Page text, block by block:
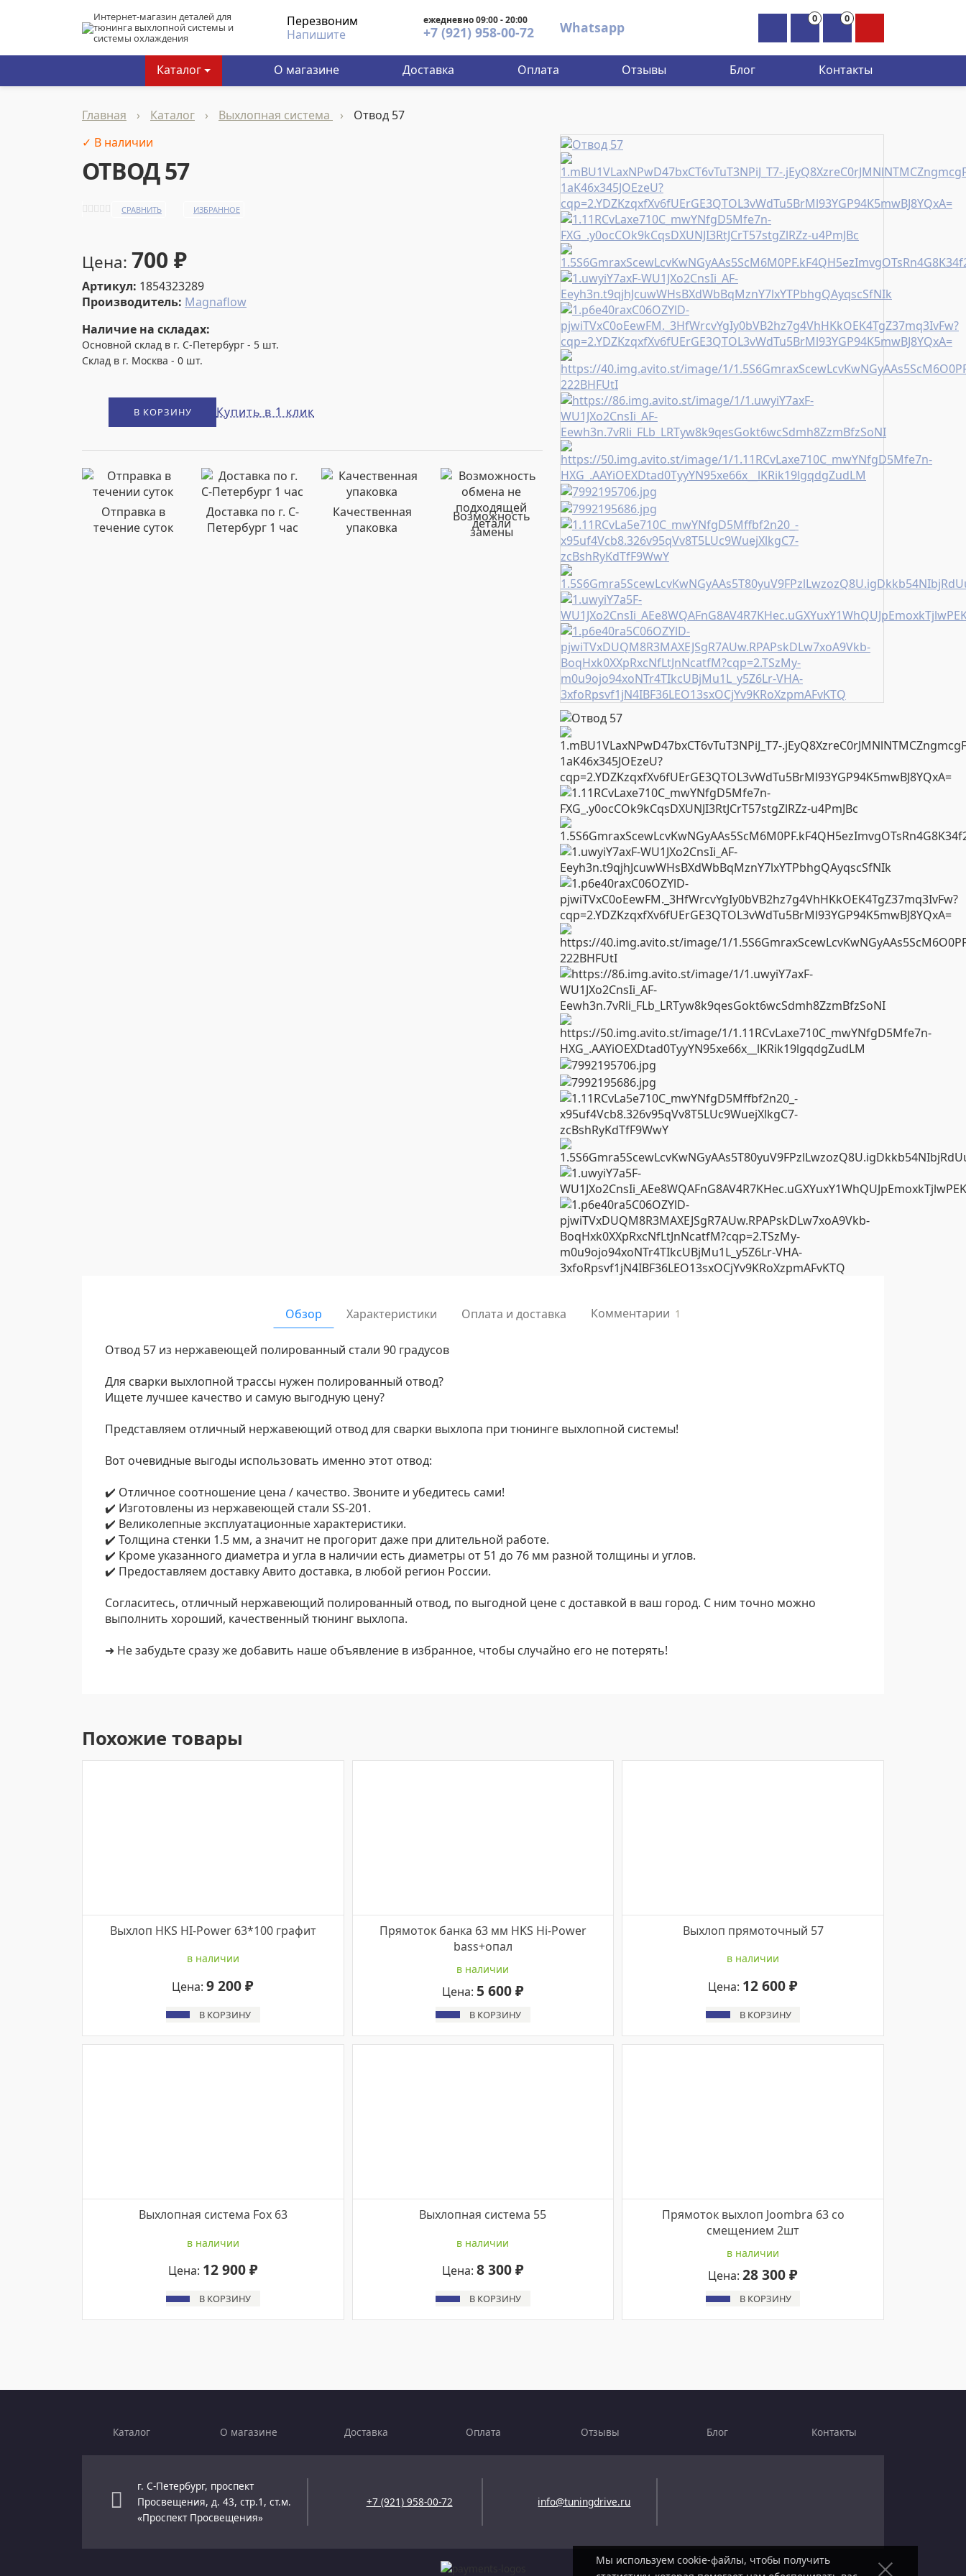
Интернет-магазин деталей для
тюнинга выхлопной системы и
системы охлаждения
Перезвоним
Напишите
ежедневно 09:00 - 20:00
+7 (921) 958-00-72 Whatsapp
0 0
×
Каталог О магазине Доставка Оплата Отзывы Блог Контакты
Главная › Каталог › Выхлопная система ›
Отвод 57
✓ В наличии
ОТВОД 57
СРАВНИТЬ ИЗБРАННОЕ
Цена: 700 ₽
Артикул: 1854323289
Производитель: Magnaflow
Наличие на складах:
Основной склад в г. С-Петербург - 5 шт.
Склад в г. Москва - 0 шт.
В КОРЗИНУ Купить в 1 клик
Отправка в
течение суток
Доставка по г. С-
Петербург 1 час
Качественная
упаковка
Возможность
замены
Обзор Характеристики Оплата и доставка Комментарии 1
Отвод 57 из нержавеющей полированный стали 90 градусов
Для сварки выхлопной трассы нужен полированный отвод?
Ищете лучшее качество и самую выгодную цену?
Представляем отличный нержавеющий отвод для сварки выхлопа при тюнинге выхлопной системы!
Вот очевидные выгоды использовать именно этот отвод:
✔️ Отличное соотношение цена / качество. Звоните и убедитесь сами!
✔️ Изготовлены из нержавеющей стали SS-201.
✔️ Великолепные эксплуатационные характеристики.
✔️ Толщина стенки 1.5 мм, а значит не прогорит даже при длительной работе.
✔️ Кроме указанного диаметра и угла в наличии есть диаметры от 51 до 76 мм разной толщины и углов.
✔️ Предоставляем доставку Авито доставка, в любой регион России.
Согласитесь, отличный нержавеющий полированный отвод, по выгодной цене с доставкой в ваш город. С ним точно можно
выполнить хороший, качественный тюнинг выхлопа.
➜ Не забудьте сразу же добавить наше объявление в избранное, чтобы случайно его не потерять!
Похожие товары
Выхлоп HKS HI-Power 63*100 графит
в наличии
Цена:9 200 ₽
В КОРЗИНУ
Прямоток банка 63 мм HKS Hi-Power
bass+опал
в наличии
Цена: 5 600 ₽
В КОРЗИНУ
Выхлоп прямоточный 57
в наличии
Цена: 12 600 ₽
В КОРЗИНУ
Выхлопная система Fox 63
в наличии
Цена: 12 900 ₽
В КОРЗИНУ
Выхлопнaя cистема 55
в наличии
Цена: 8 300 ₽
В КОРЗИНУ
Прямоток выхлоп Joombra 63 со
смещением 2шт
в наличии
Цена:28 300 ₽
В КОРЗИНУ
Каталог О магазине Доставка Оплата Отзывы Блог Контакты
г. С-Петербург, проспект
Просвещения, д. 43, стр.1, ст.м.
«Проспект Просвещения»
+7 (921) 958-00-72 info@tuningdrive.ru
Мы используем cookie-файлы, чтобы получить